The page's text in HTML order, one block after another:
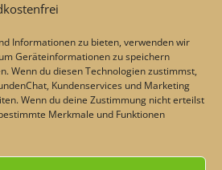
Informationen zu bieten, verwenden wir
Geräteinformationen zu speichern
Wenn du diesen Technologien zustimmst,
Kundenservices und Marketing
Wenn du deine Zustimmung nicht erteilst
Merkmale und Funktionen
und Retoure****
AGB
Impressum
Datenschutz
Über uns
von Bewertungen